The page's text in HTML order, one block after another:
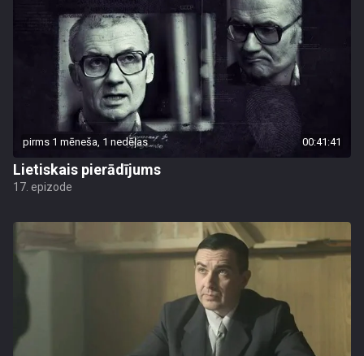
pirms 1 mēneša, 1 nedēļas 00:41:41
Lietiskais pierādījums
17. epizode